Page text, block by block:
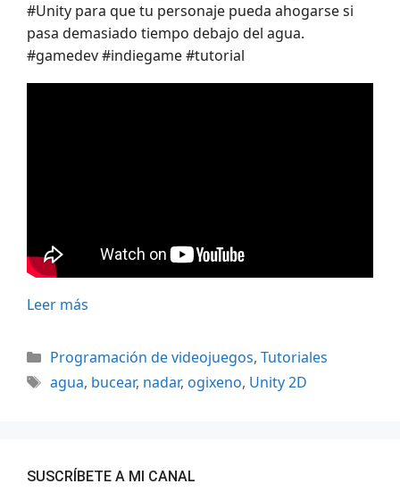
#Unity para que tu personaje pueda ahogarse si
pasa demasiado tiempo debajo del agua.
#gamedev #indiegame #tutorial
Leer más
Categorías
Programación de videojuegos, Tutoriales
Etiquetas
agua, bucear, nadar, ogixeno, Unity 2D
SUSCRÍBETE A MI CANAL